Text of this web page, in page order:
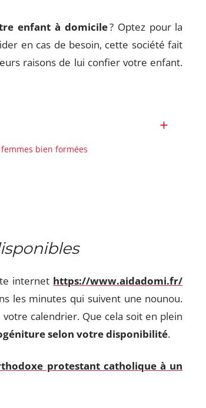
enfant à domicile? Optez pour la
en cas de besoin, cette société fait
raisons de lui confier votre enfant.
femmes bien formées
internet https://www.aidadomi.fr/
les minutes qui suivent une nounou.
calendrier. Que cela soit en plein
selon votre disponibilité.
protestant catholique à un